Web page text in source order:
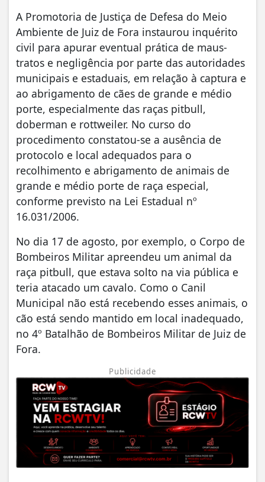
A Promotoria de Justiça de Defesa do Meio
Ambiente de Juiz de Fora instaurou inquérito
civil para apurar eventual prática de maus-
tratos e negligência por parte das autoridades
municipais e estaduais, em relação à captura e
ao abrigamento de cães de grande e médio
porte, especialmente das raças pitbull,
doberman e rottweiler. No curso do
procedimento constatou-se a ausência de
protocolo e local adequados para o
recolhimento e abrigamento de animais de
grande e médio porte de raça especial,
conforme previsto na Lei Estadual nº
16.031/2006.
No dia 17 de agosto, por exemplo, o Corpo de
Bombeiros Militar apreendeu um animal da
raça pitbull, que estava solto na via pública e
teria atacado um cavalo. Como o Canil
Municipal não está recebendo esses animais, o
cão está sendo mantido em local inadequado,
no 4º Batalhão de Bombeiros Militar de Juiz de
Fora.
Publicidade